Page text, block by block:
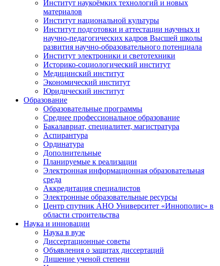
Институт наукоёмких технологий и новых
материалов
Институт национальной культуры
Институт подготовки и аттестации научных и
научно-педагогических кадров Высшей школы
развития научно-образовательного потенциала
Институт электроники и светотехники
Историко-социологический институт
Медицинский институт
Экономический институт
Юридический институт
Образование
Образовательные программы
Среднее профессиональное образование
Бакалавриат, специалитет, магистратура
Аспирантура
Ординатура
Дополнительные
Планируемые к реализации
Электронная информационная образовательная
среда
Аккредитация специалистов
Электронные образовательные ресурсы
Центр спутник АНО Университет «Иннополис» в
области строительства
Наука и инновации
Наука в вузе
Диссертационные советы
Объявления о защитах диссертаций
Лишение ученой степени